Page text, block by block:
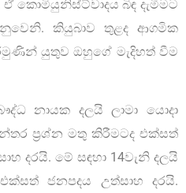
කොමියුනිස්ට්වාදය බිඳ දැමීමට
කියුබාව තුළද ආගමික
යුතුව ඔහුගේ මැදිහත් වීම
නායක දලයි ලාමා යොදා
ප්‍රශ්න මතු කිරීමටද එක්සත්
දරයි. මේ සඳහා 14වැනි දලයි
ජනපදය උත්සාහ දරයි.